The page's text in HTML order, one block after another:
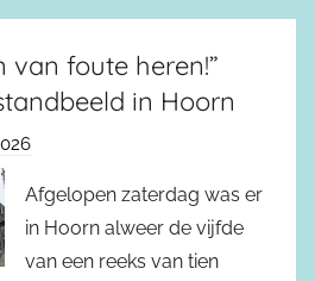
van foute heren!”
in Hoorn
Afgelopen zaterdag was er
in Hoorn alweer de vijfde
van een reeks van tien